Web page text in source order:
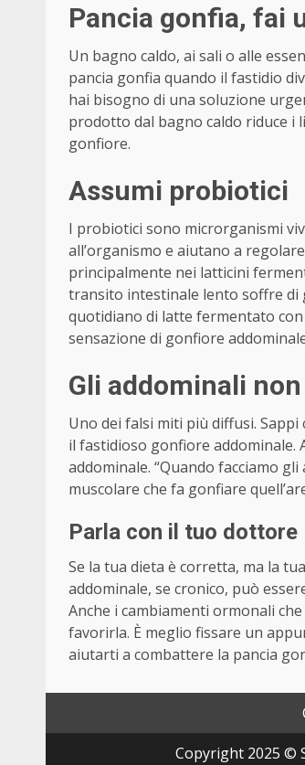
Pancia gonfia, fai
Un bagno caldo, ai sali o alle
pancia gonfia quando il fastidio
hai bisogno di una soluzione
prodotto dal bagno caldo riduce i
gonfiore.
Assumi probiotici
I probiotici sono microrganismi
all’organismo e aiutano a
principalmente nei latticini
transito intestinale lento soffre di
quotidiano di latte fermentato
sensazione di gonfiore
Gli addominali
Uno dei falsi miti più diffusi.
il fastidioso gonfiore addominale.
addominale. “Quando facciamo
muscolare che fa gonfiare
Parla con il tuo dottore
Se la tua dieta è corretta, ma la
addominale, se cronico, può
Anche i cambiamenti ormonali
favorirla. È meglio fissare un
aiutarti a combattere la pancia
Copyright 2025 ©